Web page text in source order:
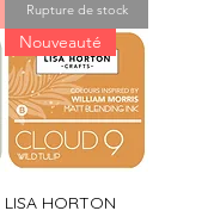
Rupture de stock
Nouveauté
LISA HORTON